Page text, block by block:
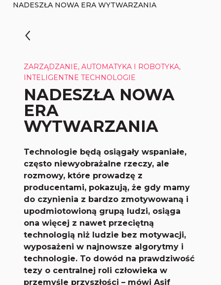
NADESZŁA NOWA ERA WYTWARZANIA
ZARZĄDZANIE, AUTOMATYKA I ROBOTYKA,
INTELIGENTNE TECHNOLOGIE
NADESZŁA NOWA
ERA
WYTWARZANIA
Technologie będą osiągały wspaniałe,
często niewyobrażalne rzeczy, ale
rozmowy, które prowadzę z
producentami, pokazują, że gdy mamy
do czynienia z bardzo zmotywowaną i
upodmiotowioną grupą ludzi, osiąga
ona więcej z nawet przeciętną
technologią niż ludzie bez motywacji,
wyposażeni w najnowsze algorytmy i
technologie. To dowód na prawdziwość
tezy o centralnej roli człowieka w
przemyśle przyszłości – mówi Asif